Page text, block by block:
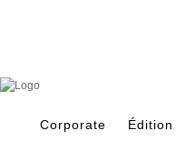
Corporate Édition